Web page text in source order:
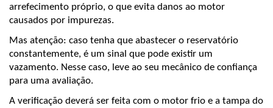
arrefecimento próprio, o que evita danos ao motor
causados por impurezas.
Mas atenção: caso tenha que abastecer o reservatório
constantemente, é um sinal que pode existir um
vazamento. Nesse caso, leve ao seu mecânico de confiança
para uma avaliação.
A verificação deverá ser feita com o motor frio e a tampa do